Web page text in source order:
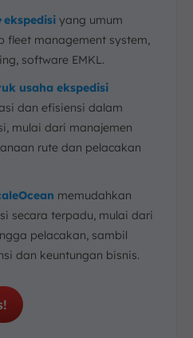
ekspedisi yang umum
fleet management system,
software EMKL.
usaha ekspedisi
dan efisiensi dalam
mulai dari manajemen
rute dan pelacakan
memudahkan
secara terpadu, mulai dari
pelacakan, sambil
dan keuntungan bisnis.